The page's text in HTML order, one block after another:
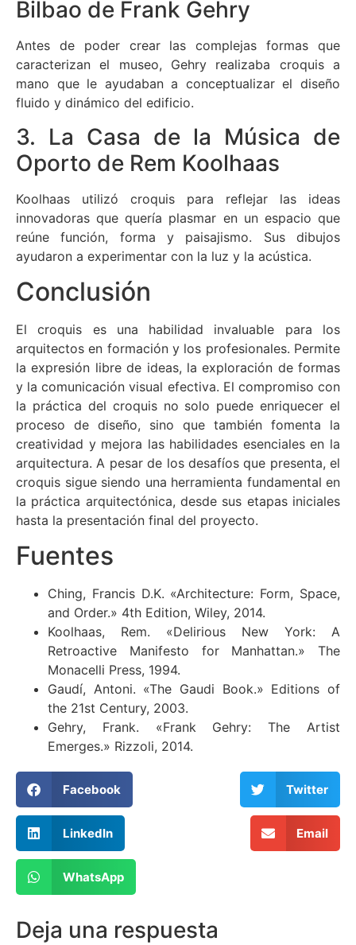
Bilbao de Frank Gehry
Antes de poder crear las complejas formas que
caracterizan el museo, Gehry realizaba croquis a
mano que le ayudaban a conceptualizar el diseño
fluido y dinámico del edificio.
3. La Casa de la Música de
Oporto de Rem Koolhaas
Koolhaas utilizó croquis para reflejar las ideas
innovadoras que quería plasmar en un espacio que
reúne función, forma y paisajismo. Sus dibujos
ayudaron a experimentar con la luz y la acústica.
Conclusión
El croquis es una habilidad invaluable para los
arquitectos en formación y los profesionales. Permite
la expresión libre de ideas, la exploración de formas
y la comunicación visual efectiva. El compromiso con
la práctica del croquis no solo puede enriquecer el
proceso de diseño, sino que también fomenta la
creatividad y mejora las habilidades esenciales en la
arquitectura. A pesar de los desafíos que presenta, el
croquis sigue siendo una herramienta fundamental en
la práctica arquitectónica, desde sus etapas iniciales
hasta la presentación final del proyecto.
Fuentes
Ching, Francis D.K. «Architecture: Form, Space,
and Order.» 4th Edition, Wiley, 2014.
Koolhaas, Rem. «Delirious New York: A
Retroactive Manifesto for Manhattan.» The
Monacelli Press, 1994.
Gaudí, Antoni. «The Gaudi Book.» Editions of
the 21st Century, 2003.
Gehry, Frank. «Frank Gehry: The Artist
Emerges.» Rizzoli, 2014.
Facebook Twitter
LinkedIn Email
WhatsApp
Deja una respuesta